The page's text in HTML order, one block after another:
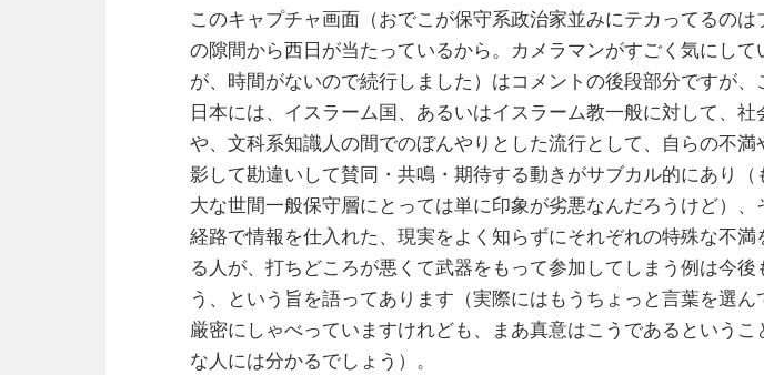
このキャプチャ画面（おでこが保守系政治家並みにテカってるのは
の隙間から西日が当たっているから。カメラマンがすごく気にして
が、時間がないので続行しました）はコメントの後段部分ですが、
日本には、イスラーム国、あるいはイスラーム教一般に対して、社
や、文科系知識人の間でのぼんやりとした流行として、自らの不満
影して勘違いして賛同・共鳴・期待する動きがサブカル的にあり（
大な世間一般保守層にとっては単に印象が劣悪なんだろうけど）、
経路で情報を仕入れた、現実をよく知らずにそれぞれの特殊な不満
る人が、打ちどころが悪くて武器をもって参加してしまう例は今後
う、という旨を語ってあります（実際にはもうちょっと言葉を選ん
厳密にしゃべっていますけれども、まあ真意はこうであるというこ
な人には分かるでしょう）。